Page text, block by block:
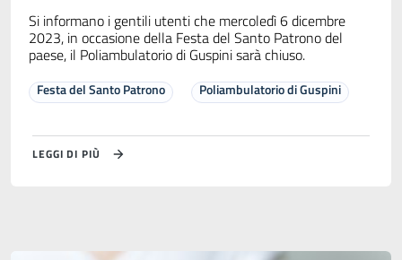
Si informano i gentili utenti che mercoledì 6 dicembre
2023, in occasione della Festa del Santo Patrono del
paese, il Poliambulatorio di Guspini sarà chiuso.
Festa del Santo Patrono Poliambulatorio di Guspini
LEGGI DI PIÙ